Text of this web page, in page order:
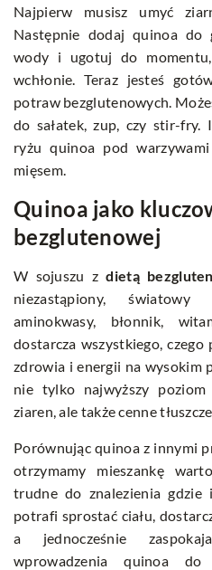
Najpierw musisz umyć
Następnie dodaj quinoa do
wody i ugotuj do
wchłonie. Teraz jesteś
potraw bezglutenowych.
do sałatek, zup, czy stir-fry.
ryżu quinoa pod
mięsem.
Quinoa jako
bezglutenowej
W sojuszu zdietą
niezastąpiony,
aminokwasy, błonnik,
dostarcza wszystkiego,
zdrowia i energii na wysokim
nie tylko najwyższy
ziaren, ale także cenne
Porównując quinoa z innymi
otrzymamy mieszankę
trudne do znalezienia gdzie
potrafi sprostać ciału,
a jednocześnie
wprowadzenia quinoa